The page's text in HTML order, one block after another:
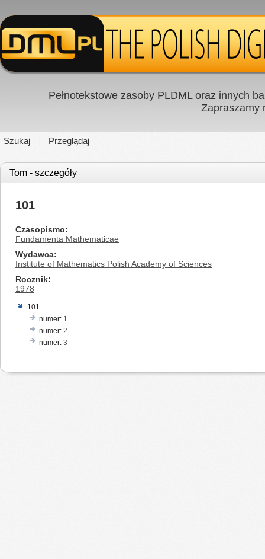
Pełnotekstowe zasoby PLDML oraz innych
Zapraszamy
Szukaj Przeglądaj
Tom - szczegóły
101
Czasopismo
Fundamenta Mathematicae
Wydawca
Institute of Mathematics Polish Academy of Sciences
Rocznik
1978
101
numer: 1
numer: 2
numer: 3